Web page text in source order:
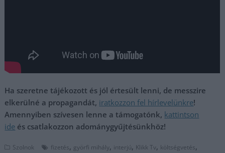
Ha szeretne tájékozott és jól értesült lenni, de messzire
elkerülné a propagandát, iratkozzon fel hírlevelünkre!
Amennyiben szívesen lenne a támogatónk, kattintson
ide és csatlakozzon adománygyűjtésünkhöz!
Szolnok fizetés, györfi mihály, interjú, Klikk Tv, költségvetés,